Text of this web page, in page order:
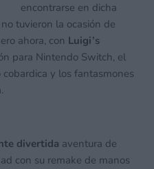
encontrarse en dicha
tuvieron la ocasión de
ahora, con Luigi’s
para Nintendo Switch, el
y los fantasmones
divertida aventura de
con su remake de manos